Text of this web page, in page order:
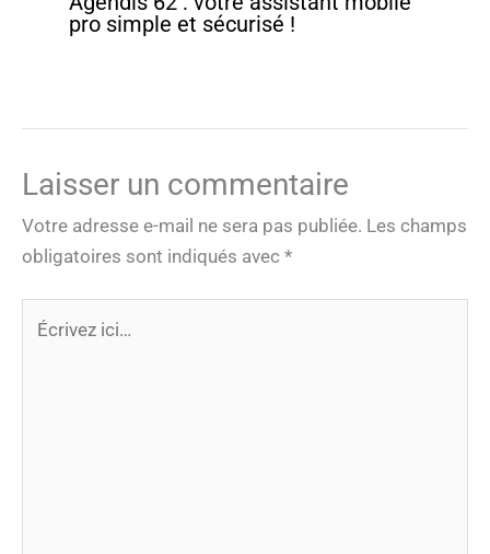
pro simple et sécurisé !
Laisser un commentaire
Votre adresse e-mail ne sera pas publiée. Les champs
obligatoires sont indiqués avec *